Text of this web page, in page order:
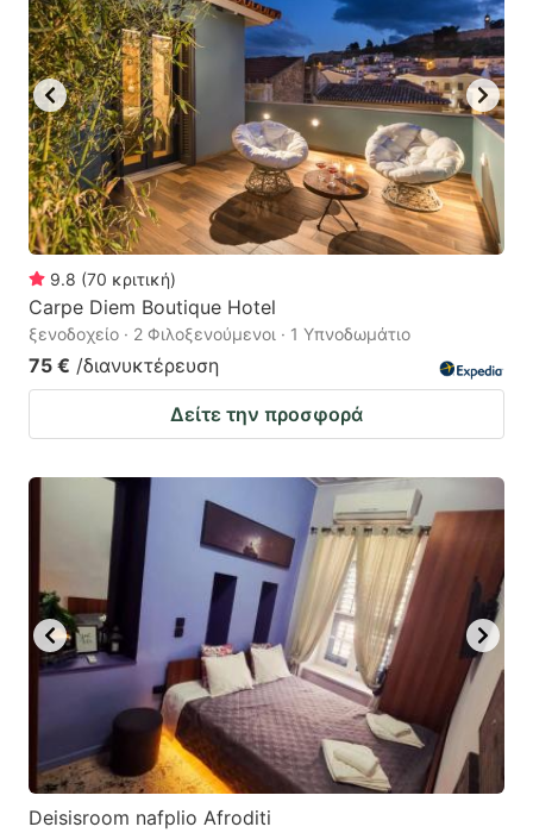
to
get
the
keyboard
shortcuts
for
changing
dates.
to
get
the
keyboard
shortcuts
for
changing
dates.
9.8 (70 κριτική)
Carpe Diem Boutique Hotel
ξενοδοχείο · 2 Φιλοξενούμενοι · 1 Υπνοδωμάτιο
75 € /διανυκτέρευση
Δείτε την προσφορά
Deisisroom nafplio Afroditi